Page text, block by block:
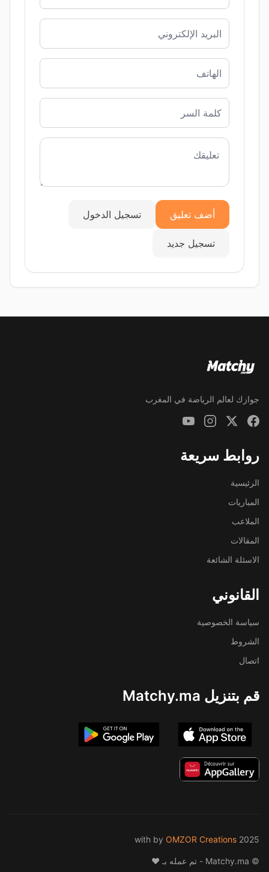
أضف تعليق تسجيل الدخول
تسجيل جديد
جوازك لعالم الرياضة في المغرب
روابط سريعة
الرئيسية
المباريات
الملاعب
المقالات
الاسئلة الشائعة
القانوني
سياسة الخصوصية
الشروط
اتصال
قم بتنزيل Matchy.ma
2025 with
by OMZOR Creations
© Matchy.ma - تم عمله بـ ❤️